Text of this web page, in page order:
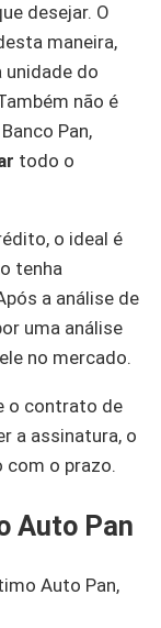
desejar. O
maneira,
unidade do
não é
Pan,
todo o
o ideal é
tenha
a análise de
uma análise
no mercado.
o contrato de
a assinatura, o
com o prazo.
Auto Pan
Auto Pan,